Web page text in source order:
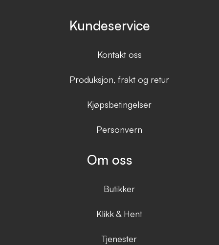
Kundeservice
Kontakt oss
Produksjon, frakt og retur
Kjøpsbetingelser
Personvern
Om oss
Butikker
Klikk & Hent
Tjenester